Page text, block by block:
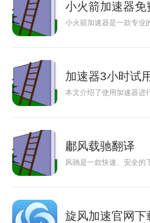
小火箭加速器免
小火箭加速器是一款专业
加速器3小时试
本文介绍了使用加速器进
鄘风载驰翻译
风驰是一款快速、安全的
旋风加速官网下